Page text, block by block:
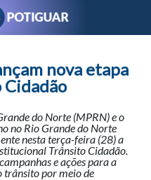
nova etapa
do Norte (MPRN) e o
no Rio Grande do Norte
nesta terça-feira (28) a
Trânsito Cidadão.
e ações para a
trânsito por meio de